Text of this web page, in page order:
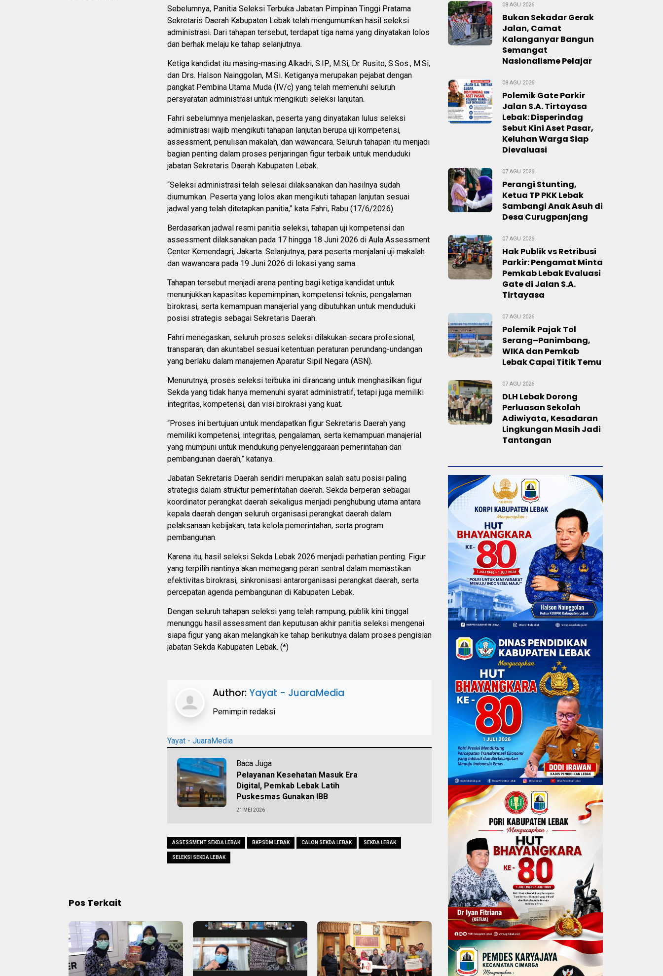
Sebelumnya, Panitia Seleksi Terbuka Jabatan Pimpinan Tinggi Pratama
Sekretaris Daerah Kabupaten Lebak telah mengumumkan hasil seleksi
administrasi. Dari tahapan tersebut, terdapat tiga nama yang dinyatakan lolos
dan berhak melaju ke tahap selanjutnya.
Ketiga kandidat itu masing-masing Alkadri, S.IP., M.Si, Dr. Rusito, S.Sos., M.Si,
dan Drs. Halson Nainggolan, M.Si. Ketiganya merupakan pejabat dengan
pangkat Pembina Utama Muda (IV/c) yang telah memenuhi seluruh
persyaratan administrasi untuk mengikuti seleksi lanjutan.
Fahri sebelumnya menjelaskan, peserta yang dinyatakan lulus seleksi
administrasi wajib mengikuti tahapan lanjutan berupa uji kompetensi,
assessment, penulisan makalah, dan wawancara. Seluruh tahapan itu menjadi
bagian penting dalam proses penjaringan figur terbaik untuk menduduki
jabatan Sekretaris Daerah Kabupaten Lebak.
“Seleksi administrasi telah selesai dilaksanakan dan hasilnya sudah
diumumkan. Peserta yang lolos akan mengikuti tahapan lanjutan sesuai
jadwal yang telah ditetapkan panitia,” kata Fahri, Rabu (17/6/2026).
Berdasarkan jadwal resmi panitia seleksi, tahapan uji kompetensi dan
assessment dilaksanakan pada 17 hingga 18 Juni 2026 di Aula Assessment
Center Kemendagri, Jakarta. Selanjutnya, para peserta menjalani uji makalah
dan wawancara pada 19 Juni 2026 di lokasi yang sama.
Tahapan tersebut menjadi arena penting bagi ketiga kandidat untuk
menunjukkan kapasitas kepemimpinan, kompetensi teknis, pengalaman
birokrasi, serta kemampuan manajerial yang dibutuhkan untuk menduduki
posisi strategis sebagai Sekretaris Daerah.
Fahri menegaskan, seluruh proses seleksi dilakukan secara profesional,
transparan, dan akuntabel sesuai ketentuan peraturan perundang-undangan
yang berlaku dalam manajemen Aparatur Sipil Negara (ASN).
Menurutnya, proses seleksi terbuka ini dirancang untuk menghasilkan figur
Sekda yang tidak hanya memenuhi syarat administratif, tetapi juga memiliki
integritas, kompetensi, dan visi birokrasi yang kuat.
“Proses ini bertujuan untuk mendapatkan figur Sekretaris Daerah yang
memiliki kompetensi, integritas, pengalaman, serta kemampuan manajerial
yang mumpuni untuk mendukung penyelenggaraan pemerintahan dan
pembangunan daerah,” katanya.
Jabatan Sekretaris Daerah sendiri merupakan salah satu posisi paling
strategis dalam struktur pemerintahan daerah. Sekda berperan sebagai
koordinator perangkat daerah sekaligus menjadi penghubung utama antara
kepala daerah dengan seluruh organisasi perangkat daerah dalam
pelaksanaan kebijakan, tata kelola pemerintahan, serta program
pembangunan.
Karena itu, hasil seleksi Sekda Lebak 2026 menjadi perhatian penting. Figur
yang terpilih nantinya akan memegang peran sentral dalam memastikan
efektivitas birokrasi, sinkronisasi antarorganisasi perangkat daerah, serta
percepatan agenda pembangunan di Kabupaten Lebak.
Dengan seluruh tahapan seleksi yang telah rampung, publik kini tinggal
menunggu hasil assessment dan keputusan akhir panitia seleksi mengenai
siapa figur yang akan melangkah ke tahap berikutnya dalam proses pengisian
jabatan Sekda Kabupaten Lebak. (*)
Author:Yayat - JuaraMedia
Pemimpin redaksi
Yayat - JuaraMedia
Baca Juga
Pelayanan Kesehatan Masuk Era
Digital, Pemkab Lebak Latih
Puskesmas Gunakan IBB
21 MEI 2026
ASSESSMENT SEKDA LEBAK BKPSDM LEBAK CALON SEKDA LEBAK SEKDA LEBAK
SELEKSI SEKDA LEBAK
Pos Terkait
08 AGU 2026
Bukan Sekadar Gerak
Jalan, Camat
Kalanganyar Bangun
Semangat
Nasionalisme Pelajar
08 AGU 2026
Polemik Gate Parkir
Jalan S.A. Tirtayasa
Lebak: Disperindag
Sebut Kini Aset Pasar,
Keluhan Warga Siap
Dievaluasi
07 AGU 2026
Perangi Stunting,
Ketua TP PKK Lebak
Sambangi Anak Asuh di
Desa Curugpanjang
07 AGU 2026
Hak Publik vs Retribusi
Parkir: Pengamat Minta
Pemkab Lebak Evaluasi
Gate di Jalan S.A.
Tirtayasa
07 AGU 2026
Polemik Pajak Tol
Serang–Panimbang,
WIKA dan Pemkab
Lebak Capai Titik Temu
07 AGU 2026
DLH Lebak Dorong
Perluasan Sekolah
Adiwiyata, Kesadaran
Lingkungan Masih Jadi
Tantangan